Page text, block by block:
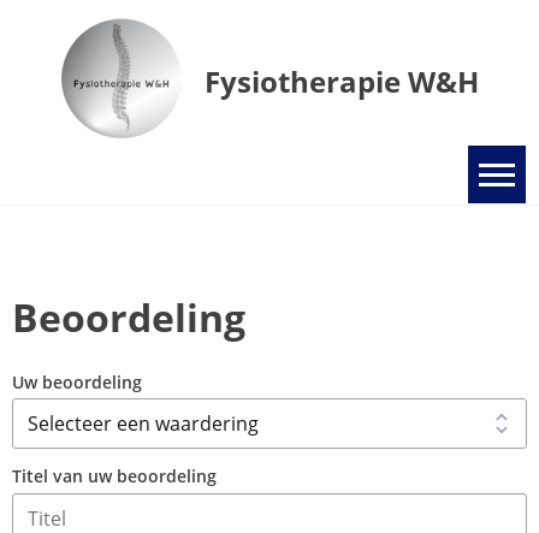
inhoud
Fysiotherapie W&H
Beoordeling
Uw beoordeling
Titel van uw beoordeling